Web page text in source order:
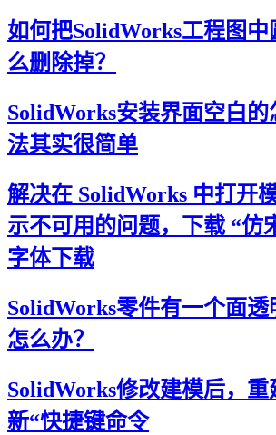
如何把SolidWorks工程图
么删除掉？
SolidWorks安装界面空白
法其实很简单
解决在 SolidWorks 中打开
示不可用的问题，下载 “仿
字体下载
SolidWorks零件有一个面透
怎么办？
SolidWorks修改建模后，重
新“快捷键命令